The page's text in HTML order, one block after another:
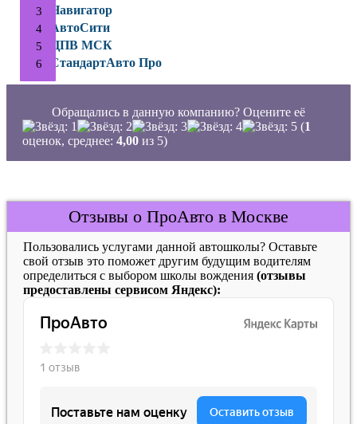
Навигатор
АвтоСити
ЦПВ МСК
СтандартАвто Про
Обращались в данную компанию? Оцените её
(1
оценок, среднее: 4,00 из 5)
Отзывы о ПроАвто в Москве
Пользовались услугами данной автошколы? Оставьте
свой отзыв это поможет другим будущим водителям
определиться с выбором школы вождения (отзывы
предоставлены сервисом Яндекс):